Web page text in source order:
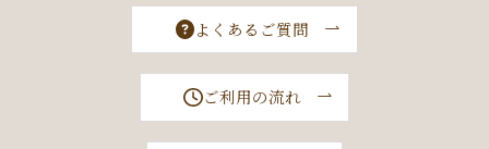
よくあるご質問
ご利用の流れ